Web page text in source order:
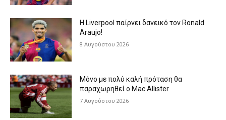
Η Liverpool παίρνει δανεικό τον Ronald
Araujo!
8 Αυγούστου 2026
Μόνο με πολύ καλή πρόταση θα
παραχωρηθεί ο Mac Allister
7 Αυγούστου 2026